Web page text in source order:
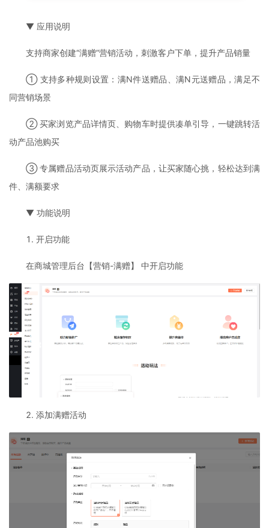
▼ 应用说明
支持商家创建“满赠”营销活动，刺激客户下单，提升产品销量
① 支持多种规则设置：满N件送赠品、满N元送赠品，满足不
同营销场景
② 买家浏览产品详情页、购物车时提供凑单引导，一键跳转活
动产品池购买
③ 专属赠品活动页展示活动产品，让买家随心挑，轻松达到满
件、满额要求
▼ 功能说明
1. 开启功能
在商城管理后台【营销-满赠】 中开启功能
2. 添加满赠活动